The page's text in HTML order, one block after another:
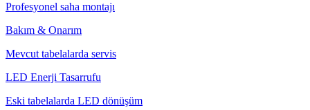
Profesyonel saha montajı
Bakım & Onarım
Mevcut tabelalarda servis
LED Enerji Tasarrufu
Eski tabelalarda LED dönüşüm